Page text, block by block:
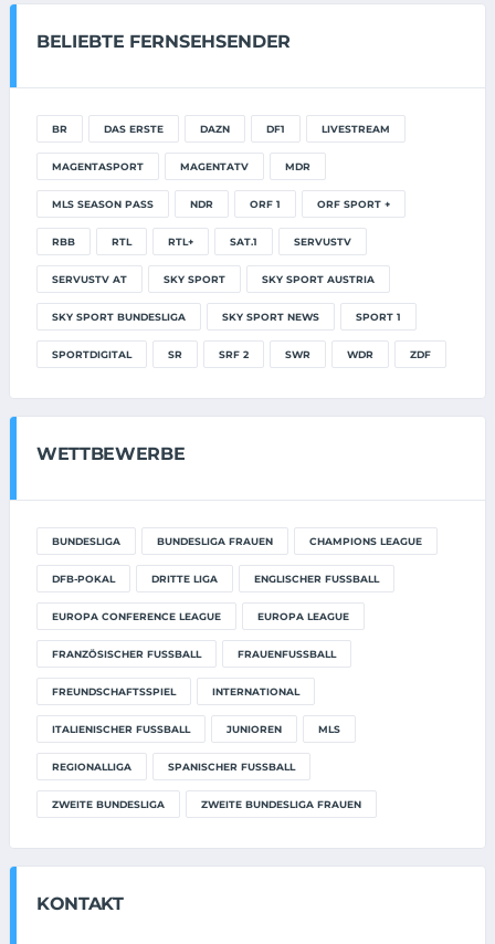
BELIEBTE FERNSEHSENDER
BR DAS ERSTE DAZN DF1 LIVESTREAM
MAGENTASPORT MAGENTATV MDR
MLS SEASON PASS NDR ORF 1 ORF SPORT +
RBB RTL RTL+ SAT.1 SERVUSTV
SERVUSTV AT SKY SPORT SKY SPORT AUSTRIA
SKY SPORT BUNDESLIGA SKY SPORT NEWS SPORT 1
SPORTDIGITAL SR SRF 2 SWR WDR ZDF
WETTBEWERBE
BUNDESLIGA BUNDESLIGA FRAUEN CHAMPIONS LEAGUE
DFB-POKAL DRITTE LIGA ENGLISCHER FUSSBALL
EUROPA CONFERENCE LEAGUE EUROPA LEAGUE
FRANZÖSISCHER FUSSBALL FRAUENFUSSBALL
FREUNDSCHAFTSSPIEL INTERNATIONAL
ITALIENISCHER FUSSBALL JUNIOREN MLS
REGIONALLIGA SPANISCHER FUSSBALL
ZWEITE BUNDESLIGA ZWEITE BUNDESLIGA FRAUEN
KONTAKT